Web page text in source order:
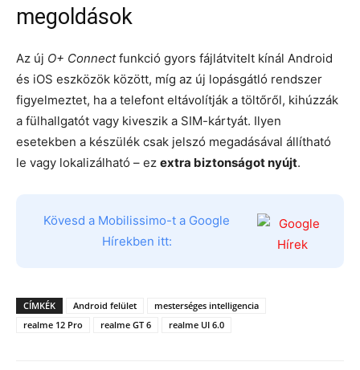
megoldások
Az új O+ Connectfunkció gyors fájlátvitelt kínál Android
és iOS eszközök között, míg az új lopásgátló rendszer
figyelmeztet, ha a telefont eltávolítják a töltőről, kihúzzák
a fülhallgatót vagy kiveszik a SIM-kártyát. Ilyen
esetekben a készülék csak jelszó megadásával állítható
le vagy lokalizálható – ez extra biztonságot nyújt.
Kövesd a Mobilissimo-t a Google
Hírekben itt:
CÍMKÉK Android felület
mesterséges intelligencia
realme 12 Pro
realme GT 6 realme UI 6.0